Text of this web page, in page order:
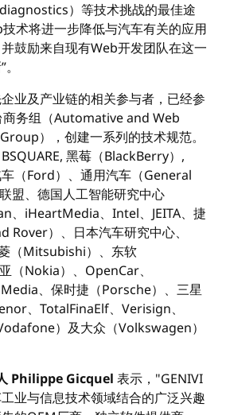
）等技术挑战的最佳途
术将进一步降低与汽车有关的应用
鼓励来自现有Web开发团队在这一
业及产业链的相关参与者，已经参
务组（Automative and Web
），创建一系列的技术规范。
黑莓（BlackBerry）,
（Ford）、通用汽车（General
盟、德国人工智能研究中心
、iHeartMedia、Intel、JEITA、捷
Rover）、日本汽车研究中心、
（Mitsubishi）、东软
（Nokia）、OpenCar、
、保时捷（Porsche）、三星
、TotalFinaElf、Verisign、
）及大众（Volkswagen）
Philippe Gicquel 表示，"GENIVI
业与信息技术领域结合的广泛兴趣